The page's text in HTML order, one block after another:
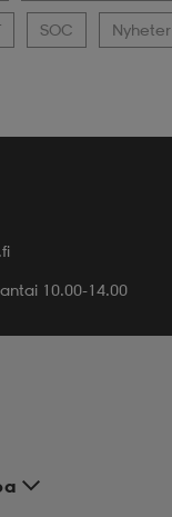
SOC Nyheter
10.00-14.00